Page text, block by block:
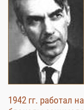
1942 гг. работал